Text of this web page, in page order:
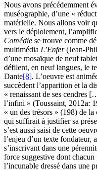
Nous avons précédemment
muséographie, d’une «
matérielle. Nous allons voir
vers le déploiement,
Comédie se trouve comme
multimédia L’Enfer(Jean-
d’une mosaïque de neuf
défilent, en neuf langues, le
Dante[8]. L’oeuvre est
succèdent l’apparition et la
« renaissant de ses cendres
l’infini » (Toussaint, 2012a:
« un des trésors » (198) de
qui suffirait à justifier sa
s’est aussi saisi de cette
l’enjeu d’un texte fondateur,
s’inscrivant dans une
force suggestive dont chacun
l’incunable dressé dans une